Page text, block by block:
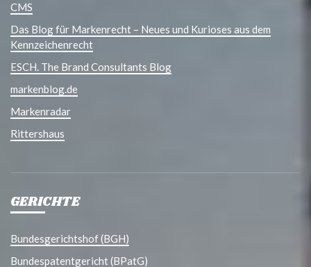
CMS
Das Blog für Markenrecht – Neues und Kurioses aus dem
Kennzeichenrecht
ESCH. The Brand Consultants Blog
markenblog.de
Markenradar
Rittershaus
GERICHTE
Bundesgerichtshof (BGH)
Bundespatentgericht (BPatG)